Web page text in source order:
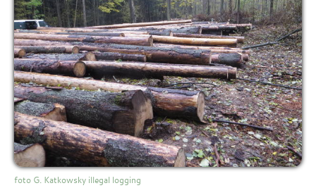
foto G. Katkowsky illegal logging